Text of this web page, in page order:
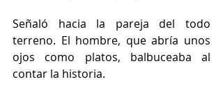
Señaló hacia la pareja del todo
terreno. El hombre, que abría unos
ojos como platos, balbuceaba al
contar la historia.